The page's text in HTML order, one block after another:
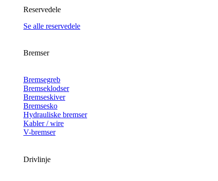
Reservedele
Se alle reservedele
Bremser
Bremsegreb
Bremseklodser
Bremseskiver
Bremsesko
Hydrauliske bremser
Kabler / wire
V-bremser
Drivlinje